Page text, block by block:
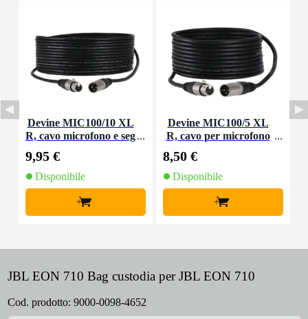
Devine MIC100/10 XL
R, cavo microfono e seg
9,95 €
Disponibile
+
Devine MIC100/5 XL
R, cavo per microfono
8,50 €
Disponibile
+
JBL EON 710 Bag custodia per JBL EON 710
Cod. prodotto: 9000-0098-4652